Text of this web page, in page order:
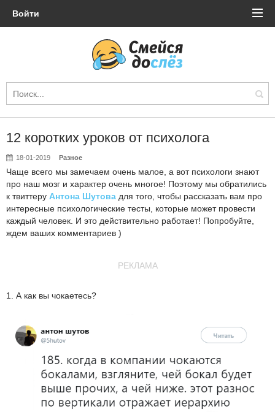
Войти
12 коротких уроков от психолога
18-01-2019 Разное
Чаще всего мы замечаем очень малое, а вот психологи знают
про наш мозг и характер очень многое! Поэтому мы обратились
к твиттеру Антона Шутова для того, чтобы рассказать вам про
интересные психологические тесты, которые может провести
каждый человек. И это действительно работает! Попробуйте,
ждем ваших комментариев )
РЕКЛАМА
1. А как вы чокаетесь?